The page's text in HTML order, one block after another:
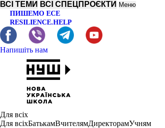
ВСІ ТЕМИ ВСІ СПЕЦПРОЄКТИ Меню
ПИШЕМО ЕСЕ
RESILIENCE.HELP
Напишіть нам
Для всіх
Для всіхБатькамВчителямДиректорамУчням